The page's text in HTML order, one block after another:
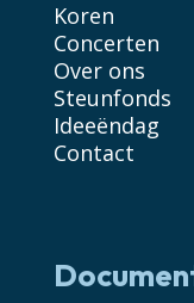
Koren
Concerten
Over ons
Steunfonds
Ideeëndag
Contact